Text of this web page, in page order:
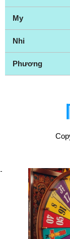
My
Nhi
Phương